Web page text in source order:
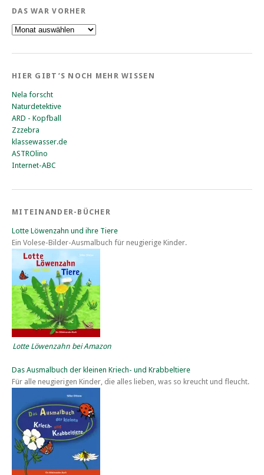
DAS WAR VORHER
Das
war
HIER GIBT’S NOCH MEHR WISSEN
Nela forscht
Naturdetektive
ARD - Kopfball
Zzzebra
klassewasser.de
ASTROlino
Internet-ABC
MITEINANDER-BÜCHER
Lotte Löwenzahn und ihre Tiere
Ein Volese-Bilder-Ausmalbuch für neugierige Kinder.
Lotte Löwenzahn bei Amazon
Das Ausmalbuch der kleinen Kriech- und Krabbeltiere
Für alle neugierigen Kinder, die alles lieben, was so kreucht und fleucht.